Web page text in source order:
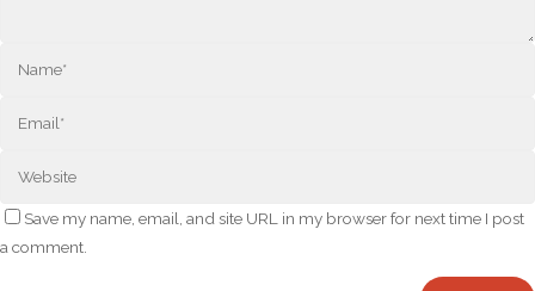
Save my name, email, and site URL in my browser for next time I post
a comment.